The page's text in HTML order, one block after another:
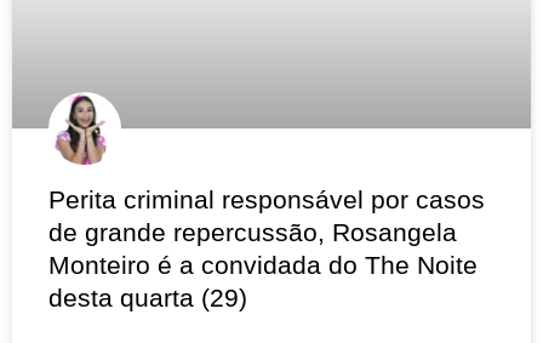
Perita criminal responsável por casos
de grande repercussão, Rosangela
Monteiro é a convidada do The Noite
desta quarta (29)